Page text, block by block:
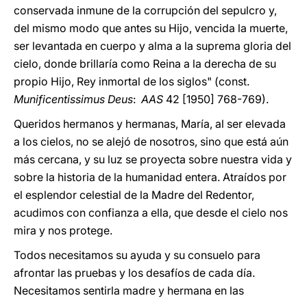
conservada inmune de la corrupción del sepulcro y,
del mismo modo que antes su Hijo, vencida la muerte,
ser levantada en cuerpo y alma a la suprema gloria del
cielo, donde brillaría como Reina a la derecha de su
propio Hijo, Rey inmortal de los siglos" (const.
Munificentissimus Deus:AAS 42 [1950] 768-769).
Queridos hermanos y hermanas, María, al ser elevada
a los cielos, no se alejó de nosotros, sino que está aún
más cercana, y su luz se proyecta sobre nuestra vida y
sobre la historia de la humanidad entera. Atraídos por
el esplendor celestial de la Madre del Redentor,
acudimos con confianza a ella, que desde el cielo nos
mira y nos protege.
Todos necesitamos su ayuda y su consuelo para
afrontar las pruebas y los desafíos de cada día.
Necesitamos sentirla madre y hermana en las